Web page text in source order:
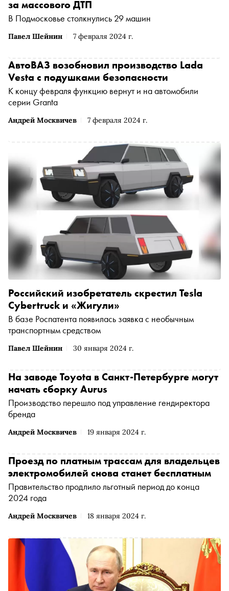
Павел Шейнин 7 февраля 2024 г.
за массового ДТП
В Подмосковье столкнулись 29 машин
Андрей Москвичев 7 февраля 2024 г.
АвтоВАЗ возобновил производство Lada
Vesta с подушками безопасности
К концу февраля функцию вернут и на автомобили
серии Granta
Павел Шейнин 30 января 2024 г.
Российский изобретатель скрестил Tesla
Cybertruck и «Жигули»
В базе Роспатента появилась заявка с необычным
транспортным средством
Андрей Москвичев 19 января 2024 г.
На заводе Toyota в Санкт-Петербурге могут
начать сборку Aurus
Производство перешло под управление гендиректора
бренда
Андрей Москвичев 18 января 2024 г.
Проезд по платным трассам для владельцев
электромобилей снова станет бесплатным
Правительство продлило льготный период до конца
2024 года